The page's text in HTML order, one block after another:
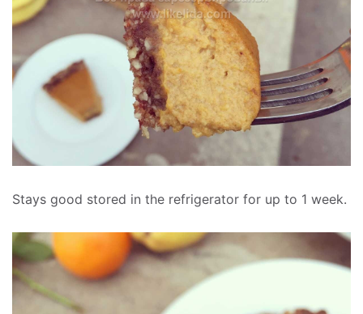
Stays good stored in the refrigerator for up to 1 week.